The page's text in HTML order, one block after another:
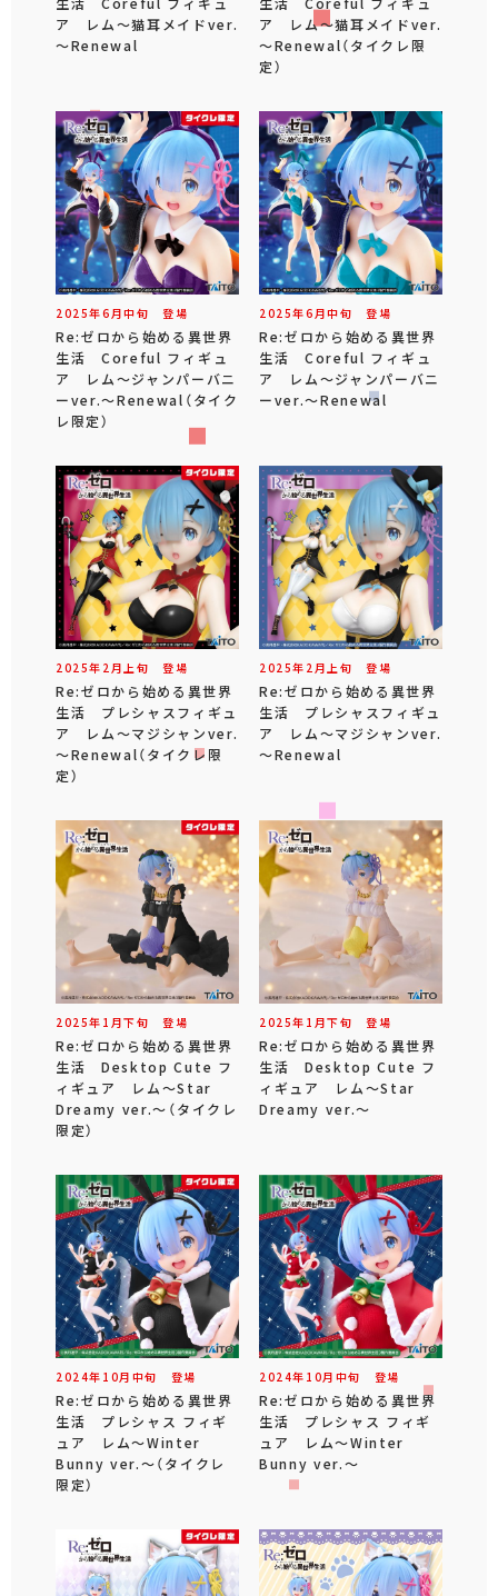
ア レム～猫耳メイドver.
～Renewal
ア レム～猫耳メイドver.
～Renewal（タイクレ限
定）
2025年6 月中旬 登場
Re:ゼロから始める異世界
生活 Coreful フィギュ
ア レム～ジャンパーバニ
ーver.～Renewal（タイク
レ限定）
2025年6 月中旬 登場
Re:ゼロから始める異世界
生活 Coreful フィギュ
ア レム～ジャンパーバニ
ーver.～Renewal
2025年 2 月 上旬 登場
Re:ゼロから始める異世界
生活 プレシャスフィギュ
ア レム～マジシャンver.
～Renewal（タイクレ限
定）
2025年 2 月 上旬 登場
Re:ゼロから始める異世界
生活 プレシャスフィギュ
ア レム～マジシャンver.
～Renewal
2025年 1 月下旬 登場
Re:ゼロから始める異世界
生活 Desktop Cute フ
ィギュア レム～Star
Dreamy ver.～（タイクレ
限定）
2025年 1 月下旬 登場
Re:ゼロから始める異世界
生活 Desktop Cute フ
ィギュア レム～Star
Dreamy ver.～
2024年 10月 中旬 登場
Re:ゼロから始める異世界
生活 プレシャス フィギ
ュア レム～Winter
Bunny ver.～（タイクレ
限定）
2024年 10月 中旬 登場
Re:ゼロから始める異世界
生活 プレシャス フィギ
ュア レム～Winter
Bunny ver.～